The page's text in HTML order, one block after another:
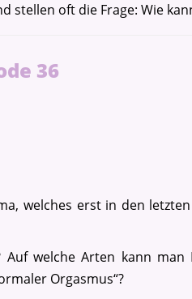
oft die Frage: Wie
36
welches erst in den
welche Arten kann
Orgasmus“?